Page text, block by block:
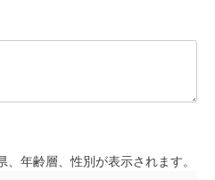
年齢層、性別が表示されます。